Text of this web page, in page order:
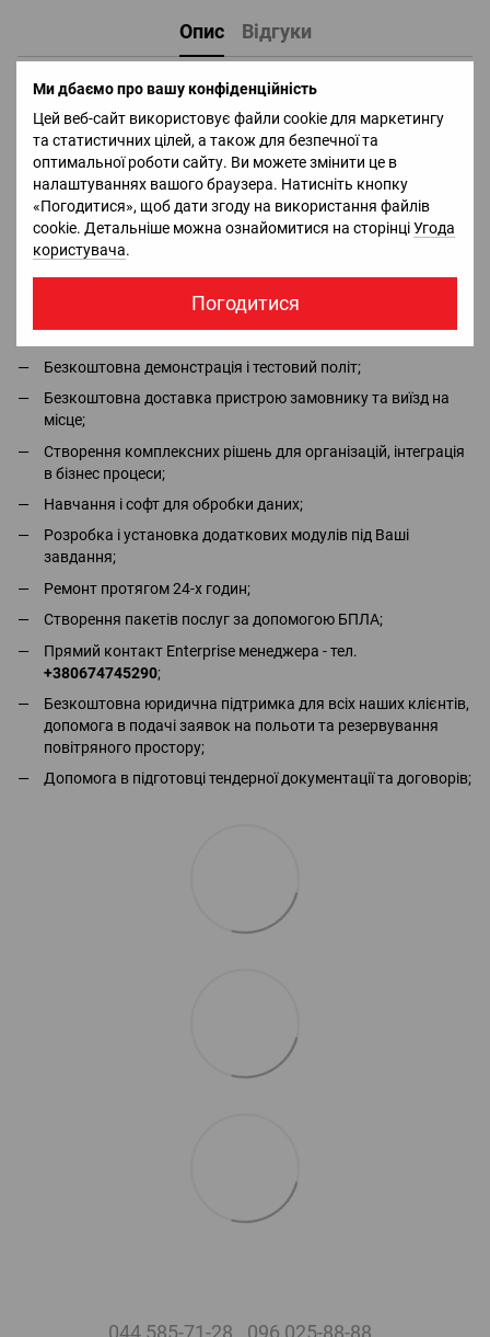
Ми дбаємо про вашу конфіденційність
Цей веб-сайт використовує файли cookie для маркетингу
та статистичних цілей, а також для безпечної та
оптимальної роботи сайту. Ви можете змінити це в
налаштуваннях вашого браузера. Натисніть кнопку
«Погодитися», щоб дати згоду на використання файлів
cookie. Детальніше можна ознайомитися на сторінціУгода
користувача.
Погодитися
Опис Відгуки
Країна виробник: Україна Матеріал: оригінальна Cordura 500D
(фастекс). Добре складається. Кріплення до систем Molle за
допомогою стрічок PALS. Матеріал виконано сіткою.
Доставка Оплата Гарантія Повернення
Офіціальний імпортер та дистрибьютор в Україні брендів
DJI, Bluetti, Jackery - в наявності всі сертифікати та дозволи;
Безкоштовна консультація та повний асортимент в місцях
силиQUADRO.ua;
Безкоштовна демонстрація і тестовий політ;
Безкоштовна доставка пристрою замовнику та виїзд на
місце;
Створення комплексних рішень для організацій, інтеграція
в бізнес процеси;
Навчання і софт для обробки даних;
Розробка і установка додаткових модулів під Ваші
завдання;
Ремонт протягом 24-х годин;
Створення пакетів послуг за допомогою БПЛА;
Прямий контакт Enterprise менеджера - тел.
+380674745290;
Безкоштовна юридична підтримка для всіх наших клієнтів,
допомога в подачі заявок на польоти та резервування
повітряного простору;
Допомога в підготовці тендерної документації та договорів;
044 585-71-28 096 025-88-88